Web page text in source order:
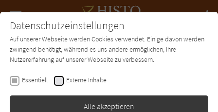
SUCHE Forum Charts Newsletter
Leila Rasheed
Schatten über Somerton
Datenschutzeinstellungen
Auf unserer Webseite werden Cookies verwendet. Einige davon werden
zwingend benötigt, während es uns andere ermöglichen, Ihre
Nutzererfahrung auf unserer Webseite zu verbessern.
Essentiell Externe Inhalte
Alle akzeptieren